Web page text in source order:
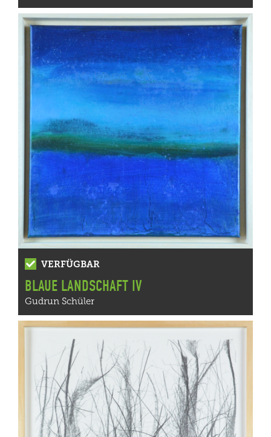
VERFÜGBAR
BLAUE LANDSCHAFT IV
Gudrun Schüler